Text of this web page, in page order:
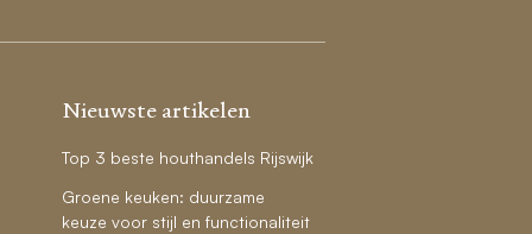
Nieuwste artikelen
Top 3 beste houthandels Rijswijk
Groene keuken: duurzame
keuze voor stijl en functionaliteit